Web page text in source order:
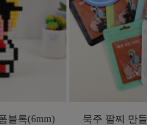
블록(6mm)
묵주 팔찌 만